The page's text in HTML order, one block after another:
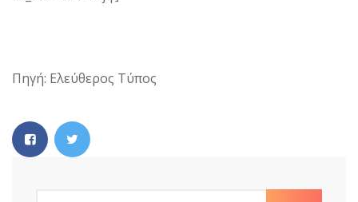
Πηγή: Ελεύθερος Τύπος